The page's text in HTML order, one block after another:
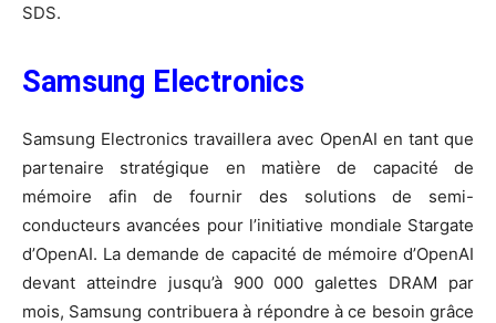
SDS.
Samsung Electronics
Samsung Electronics travaillera avec OpenAI en tant que
partenaire stratégique en matière de capacité de
mémoire afin de fournir des solutions de semi-
conducteurs avancées pour l’initiative mondiale Stargate
d’OpenAI. La demande de capacité de mémoire d’OpenAI
devant atteindre jusqu’à 900 000 galettes DRAM par
mois, Samsung contribuera à répondre à ce besoin grâce